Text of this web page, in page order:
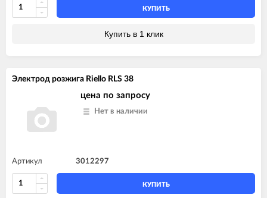
КУПИТЬ
Купить в 1 клик
Электрод розжига Riello RLS 38
цена по запросу
Нет в наличии
Артикул 3012297
КУПИТЬ